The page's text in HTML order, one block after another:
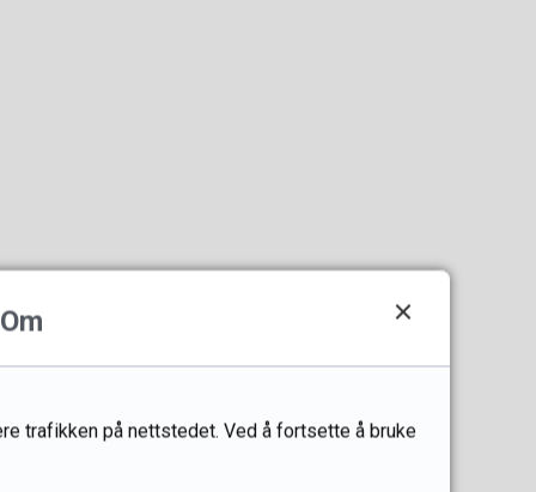
Om
trafikken på nettstedet. Ved å fortsette å bruke